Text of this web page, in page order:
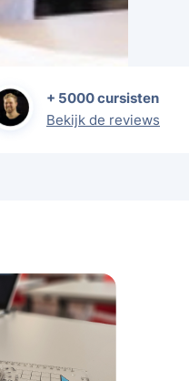
+ 5000 cursisten
Bekijk de reviews